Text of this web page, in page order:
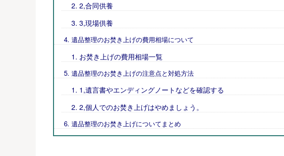
2,合同供養
3,現場供養
遺品整理のお焚き上げの費用相場について
お焚き上げの費用相場一覧
遺品整理のお焚き上げの注意点と対処方法
1,遺言書やエンディングノートなどを確認する
2,個人でのお焚き上げはやめましょう。
遺品整理のお焚き上げについてまとめ